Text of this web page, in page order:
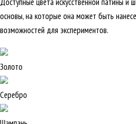
основы, на которые она может быть
возможностей для экспериментов.
Золото
Серебро